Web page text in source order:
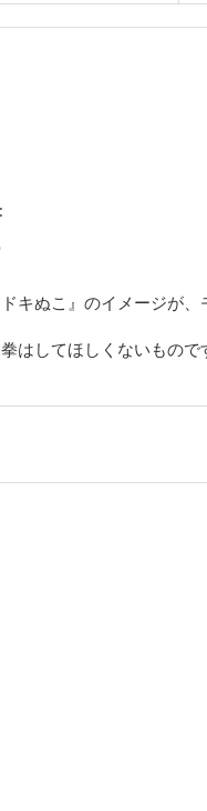
キぬこ』のイメージが
はしてほしくないもので